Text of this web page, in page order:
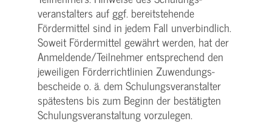
veranstalters auf ggf. bereitstehende
Fördermittel sind in jedem Fall unverbindlich.
Soweit Fördermittel gewährt werden, hat der
Anmeldende/­Teilnehmer entsprechend den
jeweiligen Förderrichtlinien Zuwendungs­
bescheide o. ä. dem Schulungs­veranstalter
spätestens bis zum Beginn der bestätigten
Schulungs­veranstaltung vorzulegen.